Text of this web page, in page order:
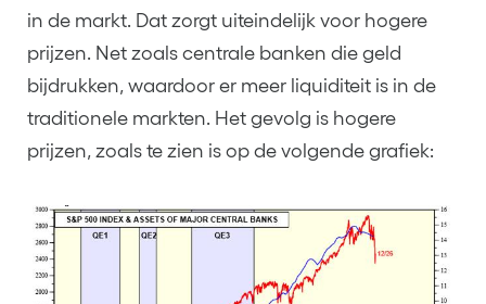
in de markt. Dat zorgt uiteindelijk voor hogere
prijzen. Net zoals centrale banken die geld
bijdrukken, waardoor er meer liquiditeit is in de
traditionele markten. Het gevolg is hogere
prijzen, zoals te zien is op de volgende grafiek: